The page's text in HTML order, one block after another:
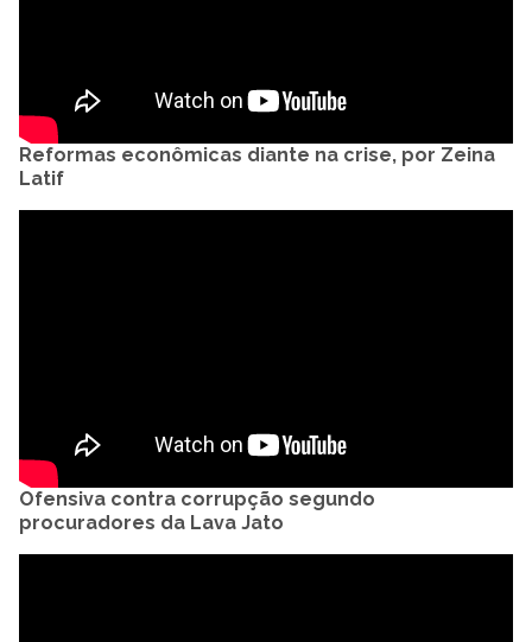
Reformas econômicas diante na crise, por Zeina
Latif
Ofensiva contra corrupção segundo
procuradores da Lava Jato